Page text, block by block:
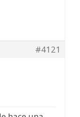
#4121